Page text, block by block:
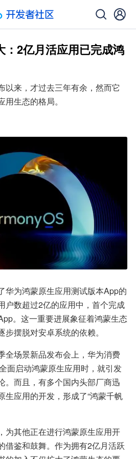
：2亿月活应用已完成鸿
以来，才过去三年有余，然而它
生态的格局。
华为鸿蒙原生应用测试版本App的
户数超过2亿的应用中，首个完成
。这一重要进展象征着鸿蒙生态
摆脱对安卓系统的依赖。
全场景新品发布会上，华为消费
面启动鸿蒙原生应用时，就引发
。而且，有多个国内头部厂商迅
生应用的开发，形成了“鸿蒙千帆
为其他正在进行鸿蒙原生应用开
借鉴和鼓舞。作为拥有2亿月活跃